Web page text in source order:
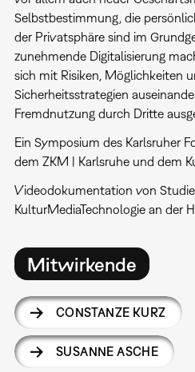
Selbstbestimmung, die
der Privatsphäre sind im
zunehmende Digitalisierung
sich mit Risiken, Möglichkeiten
Sicherheitsstrategien
Fremdnutzung durch Dritte
Ein Symposium des Karlsruher
dem ZKM | Karlsruhe und dem
Videodokumentation von
KulturMediaTechnologie an der
Mitwirkende
CONSTANZE KURZ
SUSANNE ASCHE